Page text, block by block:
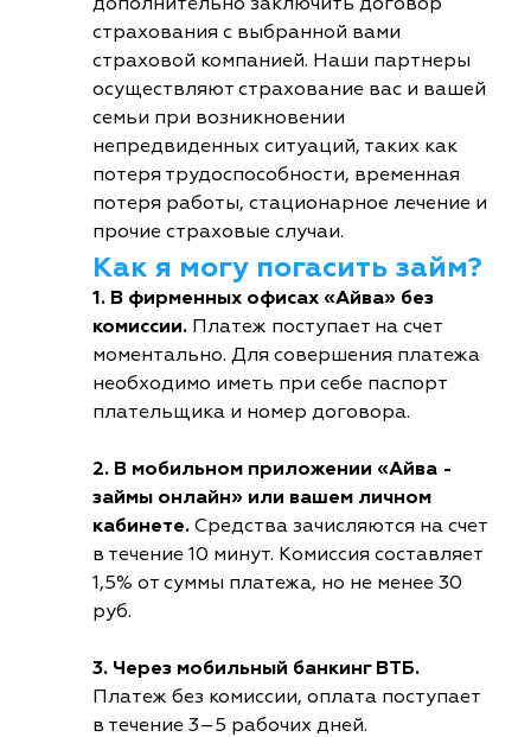
страхования с выбранной вами
страховой компанией. Наши партнеры
осуществляют страхование вас и вашей
семьи при возникновении
непредвиденных ситуаций, таких как
потеря трудоспособности, временная
потеря работы, стационарное лечение и
прочие страховые случаи.
Как я могу погасить займ?
1. В фирменных офисах «Айва» без
комиссии. Платеж поступает на счет
моментально. Для совершения платежа
необходимо иметь при себе паспорт
плательщика и номер договора.
2. В мобильном приложении «Айва -
займы онлайн» или вашем личном
кабинете. Средства зачисляются на счет
в течение 10 минут. Комиссия составляет
1,5% от суммы платежа, но не менее 30
руб.
3. Через мобильный банкинг ВТБ.
Платеж без комиссии, оплата поступает
в течение 3–5 рабочих дней.